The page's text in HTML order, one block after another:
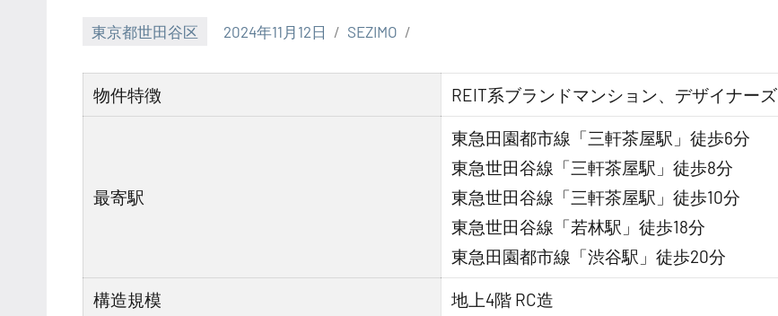
東京都世田谷区 2024年11月12日 SEZIMO
物件特徴 REIT系ブランドマンション、デザイナーズ
最寄駅
東急田園都市線「三軒茶屋駅」徒歩6分
東急世田谷線「三軒茶屋駅」徒歩8分
東急世田谷線「三軒茶屋駅」徒歩10分
東急世田谷線「若林駅」徒歩18分
東急田園都市線「渋谷駅」徒歩20分
構造規模 地上4階 RC造